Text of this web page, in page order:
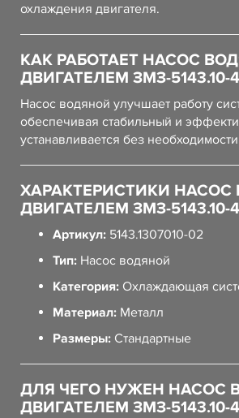
охлаждения двигателя.
КАК РАБОТАЕТ НАСОС
ДВИГАТЕЛЕМ ЗМЗ-5143.10-
Насос водяной улучшает работу
обеспечивая стабильный и
устанавливается без
ХАРАКТЕРИСТИКИ НАСОС
ДВИГАТЕЛЕМ ЗМЗ-5143.10-
Артикул: 5143.1307010-02
Тип: Насос водяной
Категория: Охлаждающая
Материал: Металл
Размеры: Стандартные
ДЛЯ ЧЕГО НУЖЕН НАСОС
ДВИГАТЕЛЕМ ЗМЗ-5143.10-